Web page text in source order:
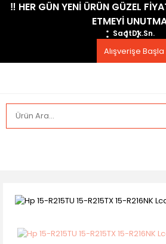
​‼️​ HER GÜN YENİ ÜRÜN GÜZEL
ETMEYİ
SaatDk.Sn.
Alışverişe Başla